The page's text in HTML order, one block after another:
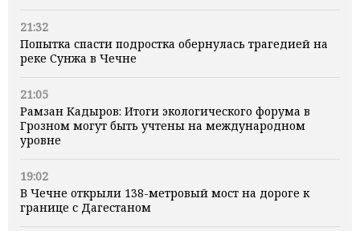
21:32
Попытка спасти подростка обернулась трагедией на
реке Сунжа в Чечне
21:05
Рамзан Кадыров: Итоги экологического форума в
Грозном могут быть учтены на международном
уровне
19:02
В Чечне открыли 138-метровый мост на дороге к
границе с Дагестаном